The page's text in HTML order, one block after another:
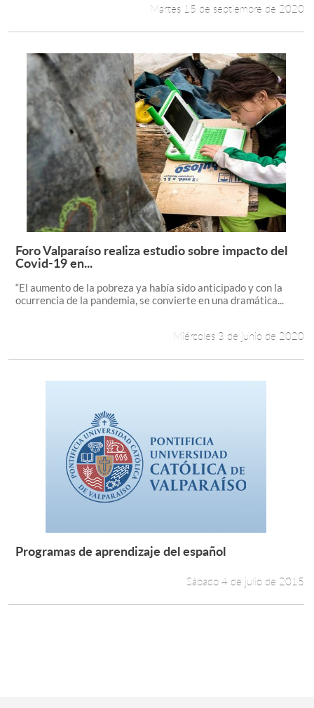
Martes 15 de septiembre de 2020
Leer más +
Foro Valparaíso realiza estudio sobre impacto del
Covid-19 en...
“El aumento de la pobreza ya había sido anticipado y con la
ocurrencia de la pandemia, se convierte en una dramática...
Miércoles 3 de junio de 2020
Leer más +
Programas de aprendizaje del español
Sábado 4 de julio de 2015